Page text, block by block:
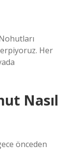
Her
Nasıl
önceden